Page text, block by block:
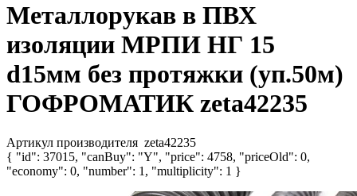
Металлорукав в ПВХ
изоляции МРПИ НГ 15
d15мм без протяжки (уп.50м)
ГОФРОМАТИК zeta42235
Артикул производителя zeta42235
{ "id": 37015, "canBuy": "Y", "price": 4758, "priceOld": 0,
"economy": 0, "number": 1, "multiplicity": 1 }